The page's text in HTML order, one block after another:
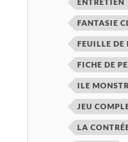
FANTASIE
FEUILLE DE
FICHE DE
ILE
JEU
LA